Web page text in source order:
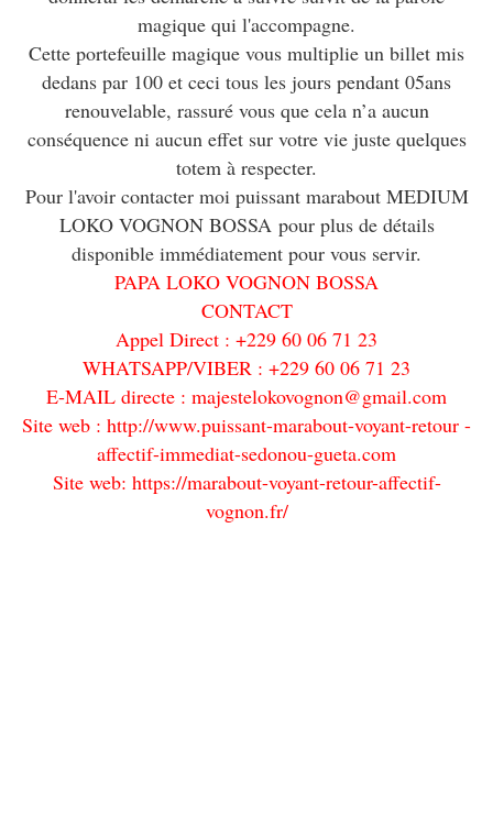
magique qui l'accompagne.
Cette portefeuille magique vous multiplie un billet mis
dedans par 100 et ceci tous les jours pendant 05ans
renouvelable, rassuré vous que cela n’a aucun
conséquence ni aucun effet sur votre vie juste quelques
totem à respecter.
Pour l'avoir contacter moi puissant marabout MEDIUM
LOKO VOGNON BOSSA pour plus de détails
disponible immédiatement pour vous servir.
PAPA LOKO VOGNON BOSSA
CONTACT
Appel Direct : +229 60 06 71 23
WHATSAPP/VIBER : +229 60 06 71 23
E-MAIL directe : majestelokovognon@gmail.com
Site web : http://www.puissant-marabout-voyant-retour -
affectif-immediat-sedonou-gueta.com
Site web: https://marabout-voyant-retour-affectif-
vognon.fr/